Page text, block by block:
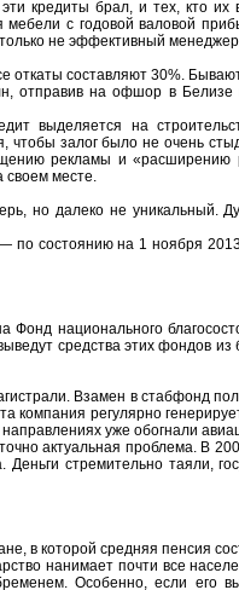
кредиты брал, и тех, кто
с годовой валовой
не эффективный
откаты составляют 30%.
отправив на офшор в
выделяется на
чтобы залог было не очень
рекламы и
своем месте.
но далеко не уникальный.
состоянию на 1 ноября
национального
средства этих фондов
Взамен в стабфонд
регулярно
уже обогнали
актуальная проблема. В
стремительно таяли,
в которой средняя пенсия
нанимает почти все
Особенно, если его